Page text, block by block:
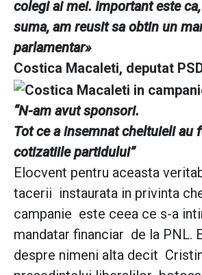
colegi ai mei. Important este
suma, am reusit sa obtin un
parlamentar»
Costica Macaleti, deputat
“N-am avut sponsori.
Tot ce a insemnat cheltuieli au
cotizatiile partidului”
Elocvent pentru aceasta
tacerii instaurata in privinta
campanie este ceea ce s-a
mandatar financiar de la PNL.
despre nimeni alta decit